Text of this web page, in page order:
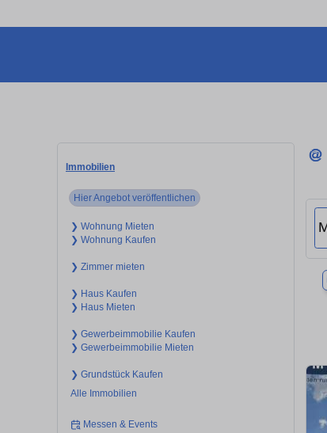
Immobilien
Hier Angebot veröffentlichen
❯ Wohnung Mieten
❯ Wohnung Kaufen
❯ Zimmer mieten
❯ Haus Kaufen
❯ Haus Mieten
❯ Gewerbeimmobilie Kaufen
❯ Gewerbeimmobilie Mieten
❯ Grundstück Kaufen
Alle Immobilien
Messen & Events